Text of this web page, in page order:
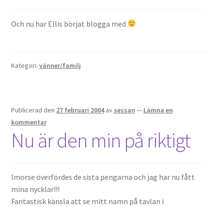
OSA
Mitt konto
Om
Webbutik
Och nu har Ellis börjat blogga med
Kategori: vänner/familj
Publicerad den 27 februari 2004 av sessan — Lämna en
kommentar
Nu är den min på riktigt
Imorse överfördes de sista pengarna och jag har nu fått
mina nycklar!!!
Fantastisk känsla att se mitt namn på tavlan i